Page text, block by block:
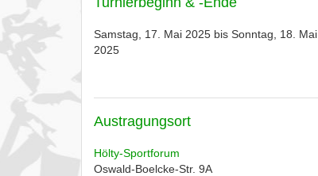
Samstag, 17. Mai 2025 bis Sonntag, 18. Mai
2025
Austragungsort
Hölty-Sportforum
Oswald-Boelcke-Str. 9A